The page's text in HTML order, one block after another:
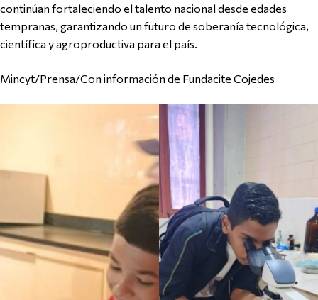
continúan fortaleciendo el talento nacional desde edades
tempranas, garantizando un futuro de soberanía tecnológica,
científica y agroproductiva para el país.
Mincyt/Prensa/Con información de Fundacite Cojedes